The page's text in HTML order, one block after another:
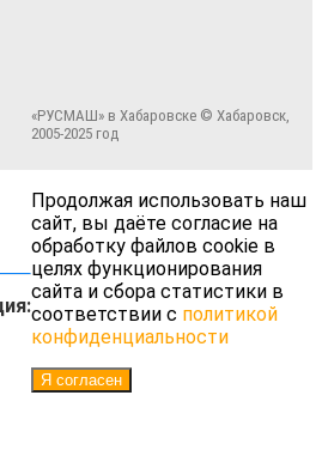
«РУСМАШ» в Хабаровске © Хабаровск,
2005-2025 год
Продолжая использовать наш
сайт, вы даёте согласие на
обработку файлов cookie в
целях функционирования
сайта и сбора статистики в
соответствии с политикой
конфиденциальности
Я согласен